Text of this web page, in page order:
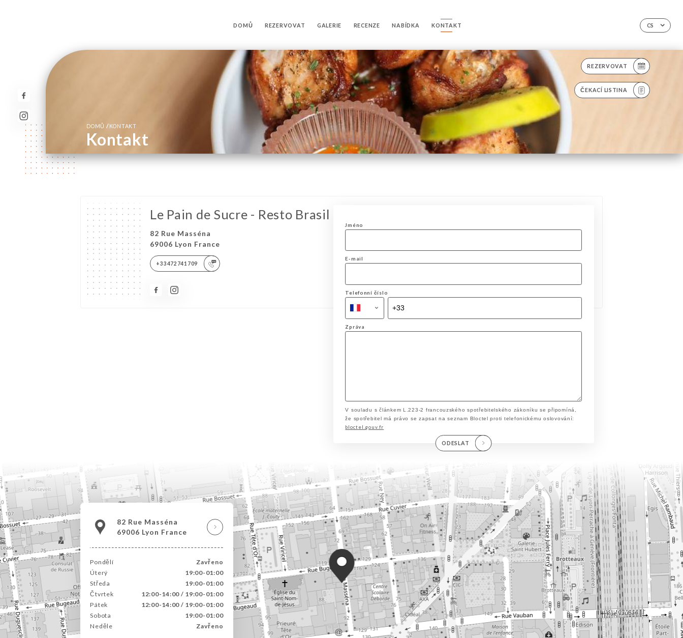
CS
DOMŮ REZERVOVAT GALERIE RECENZE NABÍDKA KONTAKT
REZERVOVAT
ČEKACÍ LISTINA
DOMŮ / KONTAKT
Kontakt
Le Pain de Sucre - Resto Brasil
82 Rue Masséna
69006 Lyon France
+33472741709
Jméno
E-mail
Telefonní číslo
Zpráva
V souladu s článkem L.223-2 francouzského spotřebitelského zákoníku se připomíná,
že spotřebitel má právo se zapsat na seznam Bloctel proti telefonickému oslovování:
bloctel.gouv.fr
ODESLAT
82 Rue Masséna
69006 Lyon France
Pondělí
Zavřeno
Úterý
19:00-01:00
Středa
19:00-01:00
Čtvrtek
12:00-14:00 / 19:00-01:00
Pátek
12:00-14:00 / 19:00-01:00
Sobota
19:00-01:00
Neděle
Zavřeno